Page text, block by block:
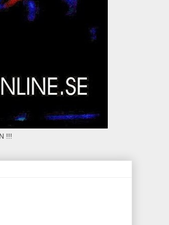
!!!